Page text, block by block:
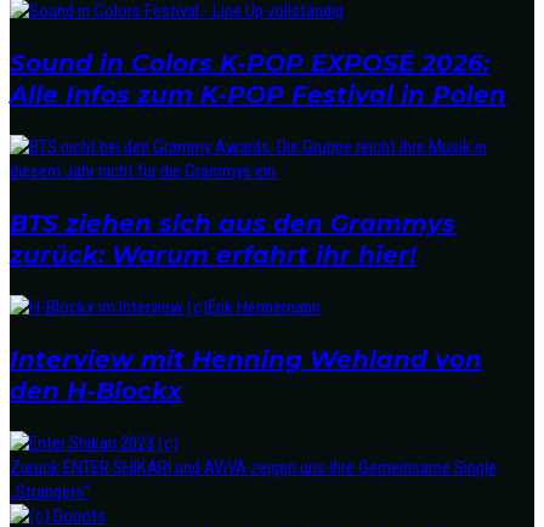
Sound in Colors K-POP EXPOSÉ 2026:
Alle Infos zum K-POP Festival in Polen
BTS ziehen sich aus den Grammys
zurück: Warum erfahrt ihr hier!
Interview mit Henning Wehland von
den H-Blockx
ZurückENTER SHIKARI und AViVA zeigen uns ihre Gemeinsame Single
„Strangers“